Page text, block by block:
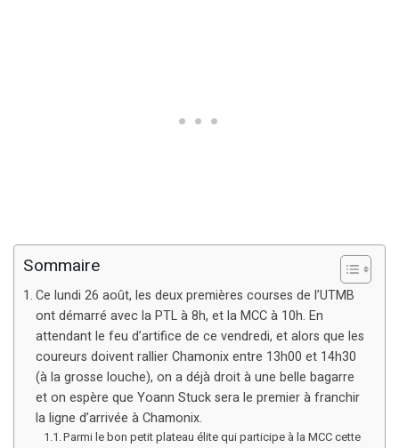
Sommaire
Ce lundi 26 août, les deux premières courses de l’UTMB
ont démarré avec la PTL à 8h, et la MCC à 10h. En
attendant le feu d’artifice de ce vendredi, et alors que les
coureurs doivent rallier Chamonix entre 13h00 et 14h30
(à la grosse louche), on a déjà droit à une belle bagarre
et on espère que Yoann Stuck sera le premier à franchir
la ligne d’arrivée à Chamonix.
Parmi le bon petit plateau élite qui participe à la MCC cette